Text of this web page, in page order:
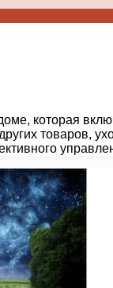
которая
товаров,